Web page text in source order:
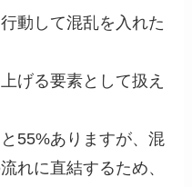
動して混乱を入れた
げる要素として扱え
55%ありますが、混
れに直結するため、